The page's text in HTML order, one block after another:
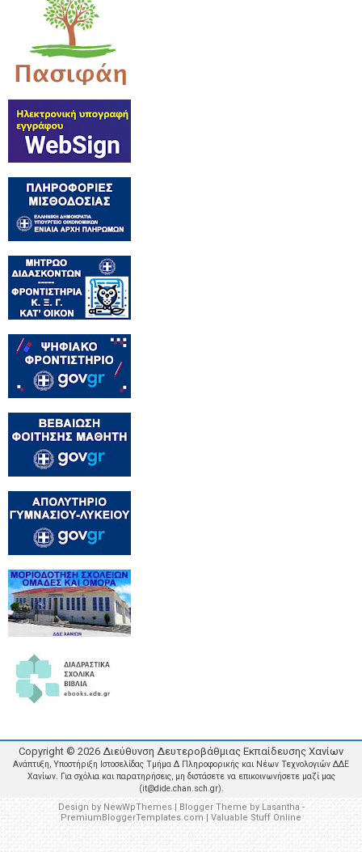
Copyright © 2026 Διεύθυνση Δευτεροβάθμιας Εκπαίδευσης Χανίων
Ανάπτυξη, Υποστήριξη Ιστοσελίδας Τμήμα Δ Πληροφορικής και Νέων Τεχνολογιών ΔΔΕ
Χανίων. Για σχόλια και παρατηρήσεις, μη διστάσετε να επικοινωνήσετε μαζί μας
(it@dide.chan.sch.gr).
Design byNewWpThemes| Blogger Theme byLasantha-
PremiumBloggerTemplates.com| Valuable Stuff Online